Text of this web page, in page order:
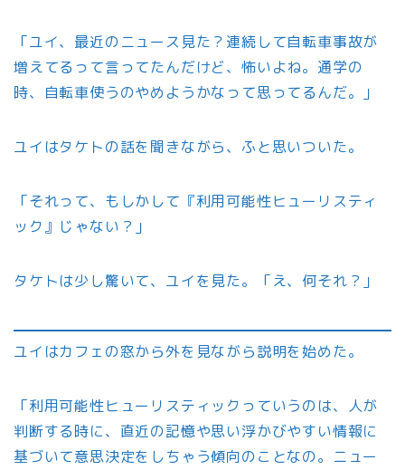
「ユイ、最近のニュース見た？連続して自転車事故が
増えてるって言ってたんだけど、怖いよね。通学の
時、自転車使うのやめようかなって思ってるんだ。」
ユイはタケトの話を聞きながら、ふと思いついた。
「それって、もしかして『利用可能性ヒューリスティ
ック』じゃない？」
タケトは少し驚いて、ユイを見た。「え、何それ？」
ユイはカフェの窓から外を見ながら説明を始めた。
「利用可能性ヒューリスティックっていうのは、人が
判断する時に、直近の記憶や思い浮かびやすい情報に
基づいて意思決定をしちゃう傾向のことなの。ニュー